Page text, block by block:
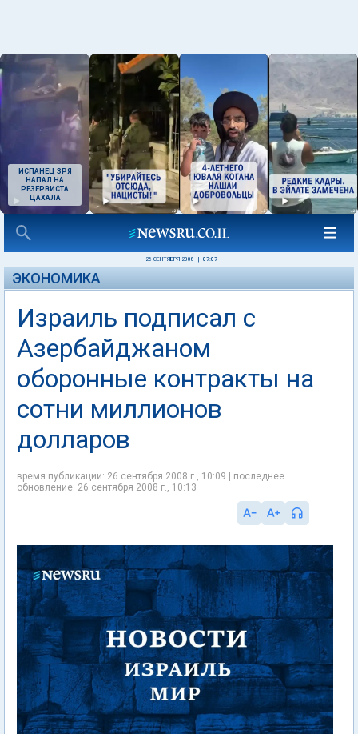
ИСПАНЕЦ ЗРЯ
НАПАЛ НА
РЕЗЕРВИСТА
ЦАХАЛА
26 СЕНТЯБРЯ 2008 07:07
ЭКОНОМИКА
Израиль подписал с
Азербайджаном
оборонные контракты на
сотни миллионов
долларов
время публикации: 26 сентября 2008 г., 10:09 | последнее
обновление: 26 сентября 2008 г., 10:13